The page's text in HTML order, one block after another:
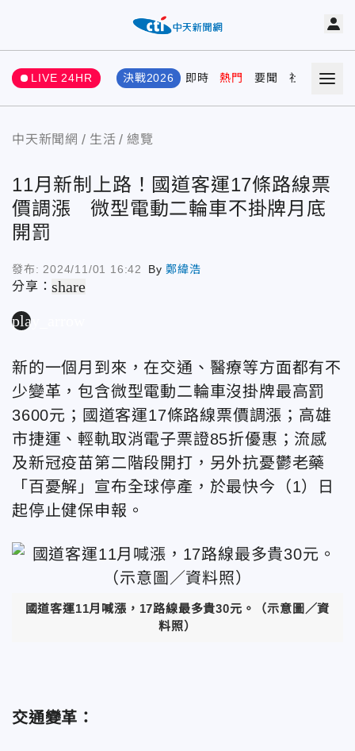
LIVE 24HR 決戰2026 即時 熱門 要聞 社會 娛樂
中天新聞網 生活 總覽
11月新制上路！國道客運17條路線票
價調漲 微型電動二輪車不掛牌月底
開罰
發布: 2024/11/01 16:42 By鄭緯浩
分享：share
play_arrow
新的一個月到來，在交通、醫療等方面都有不
少變革，包含微型電動二輪車沒掛牌最高罰
3600元；國道客運17條路線票價調漲；高雄
市捷運、輕軌取消電子票證85折優惠；流感
及新冠疫苗第二階段開打，另外抗憂鬱老藥
「百憂解」宣布全球停產，於最快今（1）日
起停止健保申報。
國道客運11月喊漲，17路線最多貴30元。（示意圖／資
料照）
交通變革：